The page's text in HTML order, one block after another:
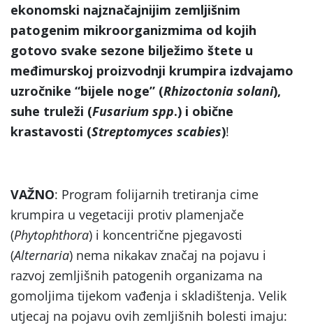
ekonomski najznačajnijim zemljišnim
patogenim mikroorganizmima od kojih
gotovo svake sezone bilježimo štete u
međimurskoj proizvodnji krumpira izdvajamo
uzročnike “bijele noge” (Rhizoctonia solani),
suhe truleži (Fusarium spp.) i obične
krastavosti (Streptomyces scabies)!
VAŽNO: Program folijarnih tretiranja cime
krumpira u vegetaciji protiv plamenjače
(Phytophthora) i koncentrične pjegavosti
(Alternaria) nema nikakav značaj na pojavu i
razvoj zemljišnih patogenih organizama na
gomoljima tijekom vađenja i skladištenja. Velik
utjecaj na pojavu ovih zemljišnih bolesti imaju: